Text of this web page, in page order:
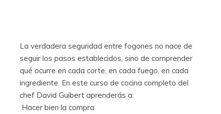
La verdadera seguridad entre fogones no nace de
seguir los pasos establecidos, sino de comprender
qué ocurre en cada corte, en cada fuego, en cada
ingrediente. En este curso de cocina completo del
chef David Guibert aprenderás a:
 Hacer bien la compra